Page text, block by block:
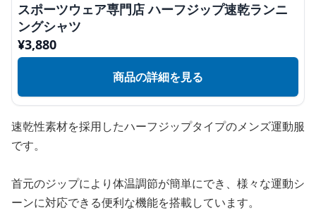
スポーツウェア専門店 ハーフジップ速乾ランニ
ングシャツ
¥3,880
商品の詳細を見る
速乾性素材を採用したハーフジップタイプのメンズ運動服
です。
首元のジップにより体温調節が簡単にでき、様々な運動シ
ーンに対応できる便利な機能を搭載しています。